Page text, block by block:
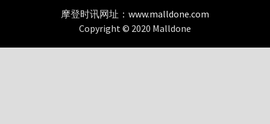
摩登时讯网址： www.malldone.com
Copyright © 2020 Malldone